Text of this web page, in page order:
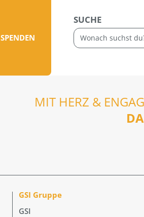
SPENDEN
SUCHE
MIT HERZ &
GSI Gruppe
GSI